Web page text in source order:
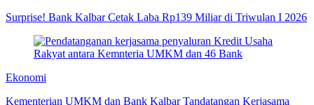
Surprise! Bank Kalbar Cetak Laba Rp139 Miliar di Triwulan I 2026
Ekonomi
Kementerian UMKM dan Bank Kalbar Tandatangan Kerjasama